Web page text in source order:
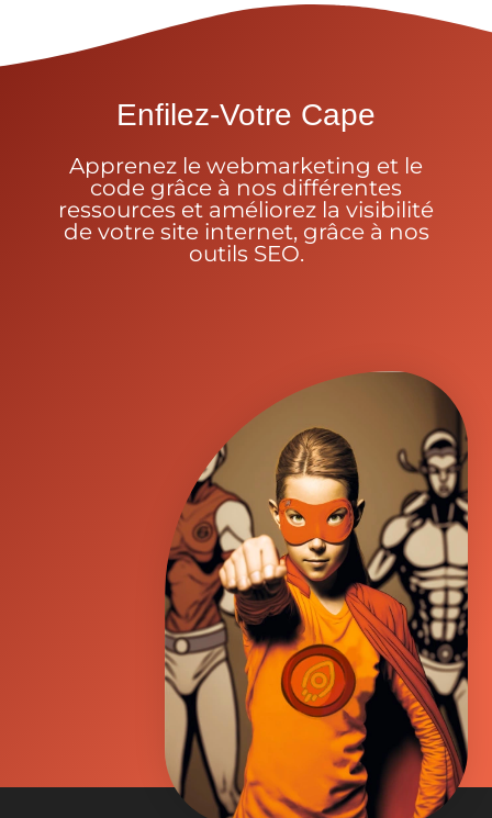
Enfilez-Votre Cape
Apprenez le webmarketing et le
code grâce à nos différentes
ressources et améliorez la visibilité
de votre site internet, grâce à nos
outils SEO.